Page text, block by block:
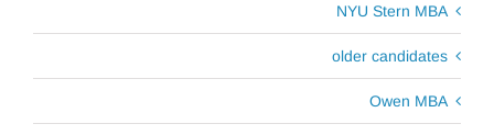
NYU Stern MBA
older candidates
Owen MBA